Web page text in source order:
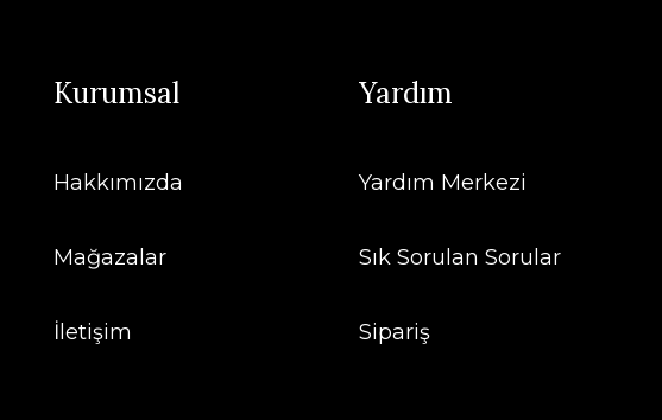
Kurumsal
Hakkımızda
Mağazalar
İletişim
Yardım
Yardım Merkezi
Sık Sorulan Sorular
Sipariş